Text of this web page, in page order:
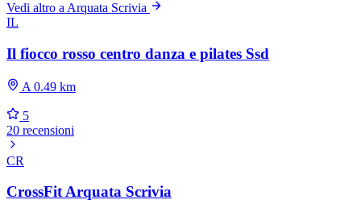
Vedi altro a Arquata Scrivia
IL
Il fiocco rosso centro danza e pilates Ssd
A 0.49 km
5
20 recensioni
CR
CrossFit Arquata Scrivia